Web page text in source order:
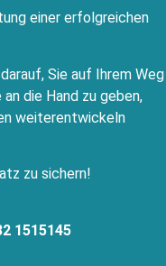
einer erfolgreichen
Sie auf Ihrem Weg
die Hand zu geben,
weiterentwickeln
zu sichern!
1515145